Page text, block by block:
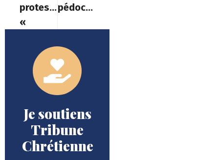
protestantisme
«
pédocriminalité
Je soutiens
Tribune
Chrétienne